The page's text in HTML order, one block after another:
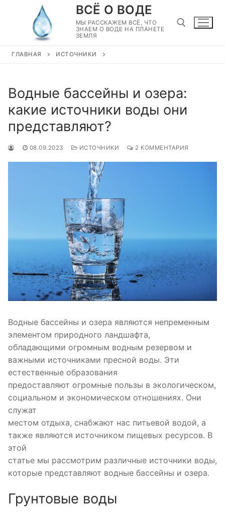
содержимому
ВСЁ О ВОДЕ
МЫ РАССКАЖЕМ ВСЁ, ЧТО
ЗНАЕМ О ВОДЕ НА ПЛАНЕТЕ
ЗЕМЛЯ
ГЛАВНАЯ ИСТОЧНИКИ
Водные бассейны и озера:
какие источники воды они
представляют?
08.09.2023 ИСТОЧНИКИ 2 КОММЕНТАРИЯ
Водные бассейны и озера являются непременным
элементом природного ландшафта,
обладающими огромным водным резервом и
важными источниками пресной воды. Эти
естественные образования
предоставляют огромные пользы в экологическом,
социальном и экономическом отношениях. Они
служат
местом отдыха, снабжают нас питьевой водой, а
также являются источником пищевых ресурсов. В
этой
статье мы рассмотрим различные источники воды,
которые представляют водные бассейны и озера.
Грунтовые воды